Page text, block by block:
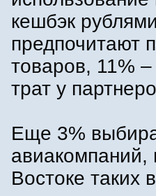
кешбэк
предпочитают
товаров, 11%
трат у
Еще 3%
Востоке таких